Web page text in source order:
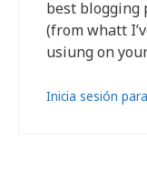
best blogging
(from whatt
usiung on
Inicia sesión